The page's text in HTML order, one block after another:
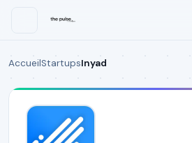
AccueilStartupsInyad